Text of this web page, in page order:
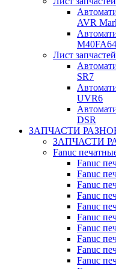
AVR
Лист
SR7
UVR6
DSR
ЗАПЧАСТИ
ЗАПЧАСТИ
Fanuc
Fanuc
Fanuc
Fanuc
Fanuc
Fanuc
Fanuc
Fanuc
Fanuc
Fanuc
Fanuc